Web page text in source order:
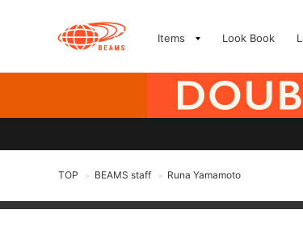
Items Look Book
TOP > BEAMS staff > Runa Yamamoto